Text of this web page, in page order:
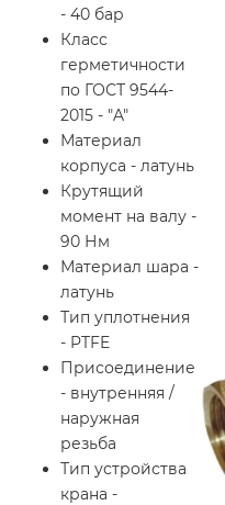
- 40 бар
Класс
герметичности
по ГОСТ 9544-
2015 - "A"
Материал
корпуса - латунь
Крутящий
момент на валу -
90 Нм
Материал шара -
латунь
Тип уплотнения
- PTFE
Присоединение
- внутренняя /
наружная
резьба
Тип устройства
крана -